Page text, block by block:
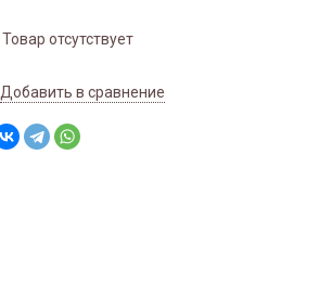
Товар отсутствует
Добавить в сравнение